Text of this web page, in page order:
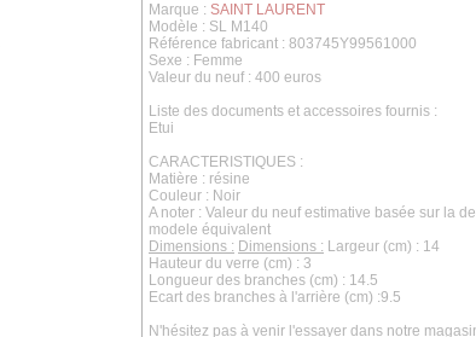
Marque : SAINT LAURENT
Modèle : SL M140
Référence fabricant : 803745Y99561000
Sexe : Femme
Valeur du neuf : 400 euros
Liste des documents et accessoires fournis :
Etui
CARACTERISTIQUES :
Matière : résine
Couleur : Noir
A noter : Valeur du neuf estimative basée sur la
modele équivalent
Dimensions : Dimensions : Largeur (cm) : 14
Hauteur du verre (cm) : 3
Longueur des branches (cm) : 14.5
Ecart des branches à l'arrière (cm) :9.5
N'hésitez pas à venir l'essayer dans notre